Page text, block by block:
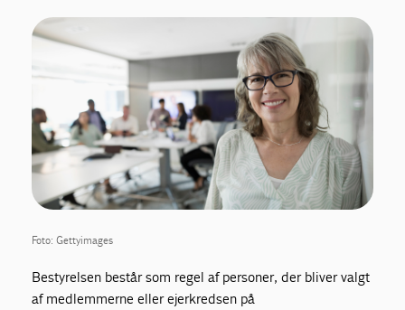
Foto: Gettyimages
Bestyrelsen består som regel af personer, der bliver valgt
af medlemmerne eller ejerkredsen på